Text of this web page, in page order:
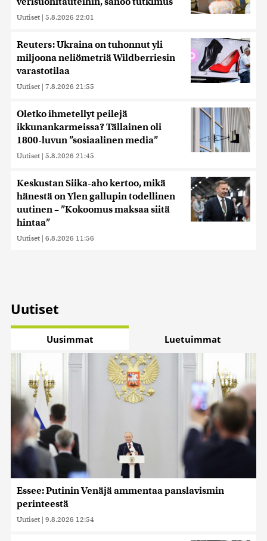
Uutiset | 5.8.2026 22:01
Reuters: Ukraina on tuhonnut yli
miljoona neliömetriä Wildberriesin
varastotilaa
Uutiset | 7.8.2026 21:55
Oletko ihmetellyt peilejä
ikkunankarmeissa? Tällainen oli
1800-luvun ”sosiaalinen media”
Uutiset | 5.8.2026 21:45
Keskustan Siika-aho kertoo, mikä
hänestä on Ylen gallupin todellinen
uutinen – ”Kokoomus maksaa siitä
hintaa”
Uutiset | 6.8.2026 11:56
Uutiset
Uusimmat Luetuimmat
Essee: Putinin Venäjä ammentaa panslavismin
perinteestä
Uutiset | 9.8.2026 12:54